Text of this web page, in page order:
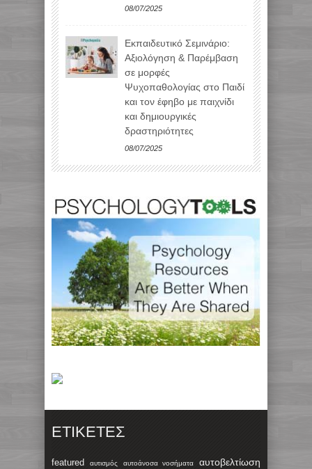
08/07/2025
Εκπαιδευτικό Σεμινάριο:
Αξιολόγηση & Παρέμβαση
σε μορφές
Ψυχοπαθολογίας στο Παιδί
και τον έφηβο με παιχνίδι
και δημιουργικές
δραστηριότητες
08/07/2025
ΕΤΙΚΈΤΕΣ
featured αυτισμός αυτοάνοσα νοσήματα αυτοβελτίωση